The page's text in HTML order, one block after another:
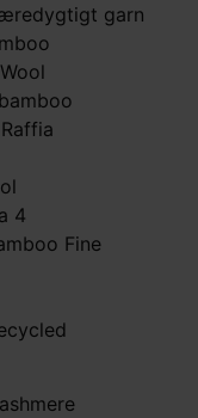
garn
4
Fine